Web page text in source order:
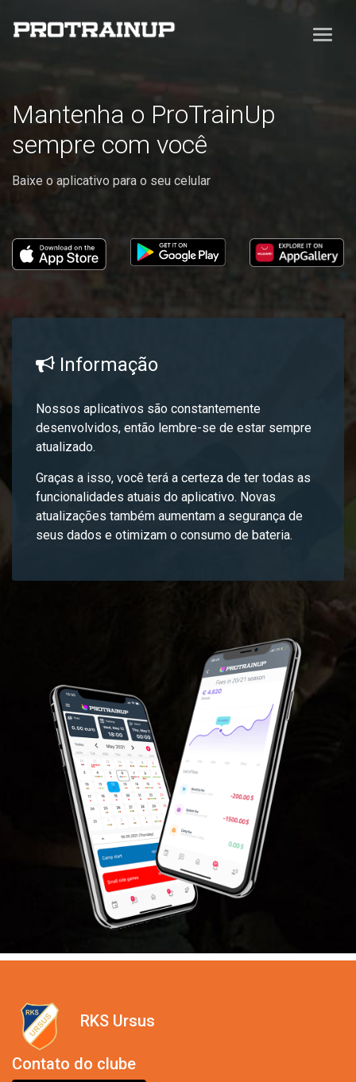
Mantenha o ProTrainUp
sempre com você
Baixe o aplicativo para o seu celular
Informação
Nossos aplicativos são constantemente
desenvolvidos, então lembre-se de estar sempre
atualizado.
Graças a isso, você terá a certeza de ter todas as
funcionalidades atuais do aplicativo. Novas
atualizações também aumentam a segurança de
seus dados e otimizam o consumo de bateria.
RKS Ursus
Contato do clube